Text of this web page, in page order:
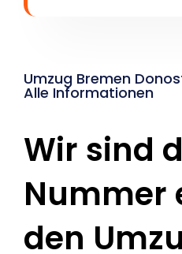
Umzug Bremen
Alle Informationen
Wir sind
Nummer
den